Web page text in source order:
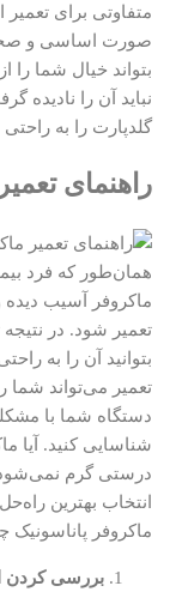
متفاوتی برای تعمیر
صورت اساسی و
بتواند خیال شما را
نباید آن را نادیده
گلدپارت را به
راهنمای
همان‌طور که فرد
ماکروفر آسیب
تعمیر شود. در
بتوانید آن را به
تعمیر می‌تواند شما
دستگاه شما با
شناسایی کنید. آیا
درستی گرم
انتخاب بهترین
ماکروفر
بررسی کردن